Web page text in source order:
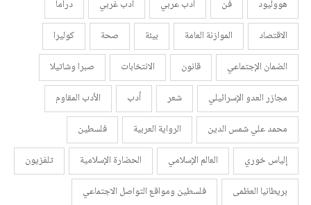
هووليود
فن أدب عربي أدب غربي
دراما
الاقتصاد
الموازنة العامة بيئة صحة
كوليرا
الضمان الإجتماعي
قانون الانتخابات
صبرا وشاتيلا
مجازر العدو الإسرائيلي
شعر أدب
الأدب المقاوم
محمد علي شمس الدين
الرواية العربية
فلسطين
إلياس خوري
العالم الإسلامي الحضارة الإسلامية
تلفزيون
بريطانيا العظمى
فلسطين ومواقع التواصل الاجتماعي